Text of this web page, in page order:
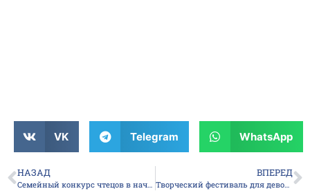
VK Telegram WhatsApp
НАЗАД
Семейный конкурс чтецов в начальном звене.
ВПЕРЕД
Творческий фестиваль для девочек “Ты супер!”